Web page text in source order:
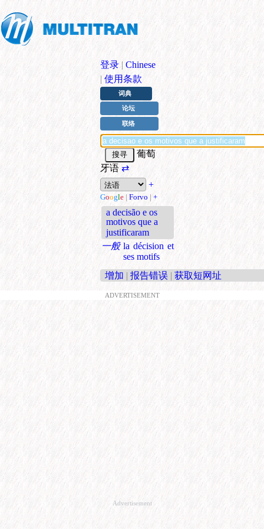
登录 | Chinese
| 使用条款
词典
论坛
联络
葡萄
牙语⇄
+
Google | Forvo | +
a decisão e os
motivos que a
justificaram
一般 la décision et
ses motifs
增加 | 报告错误 | 获取短网址
ADVERTISEMENT
Advertisement